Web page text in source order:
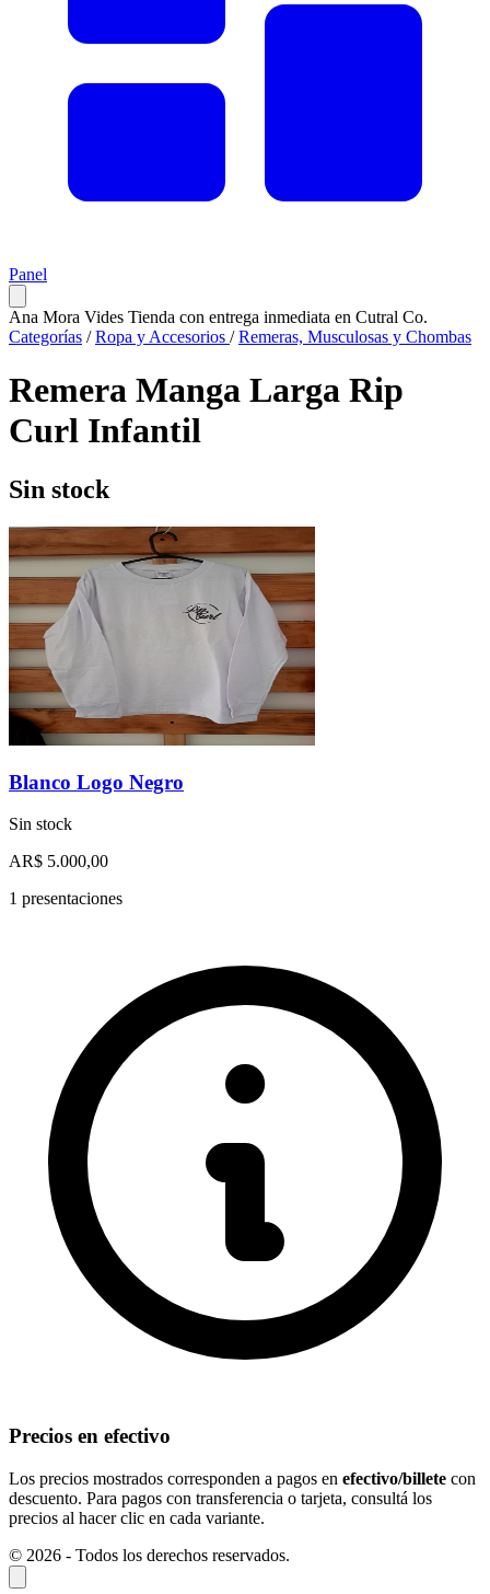
Panel
Ana Mora Vides Tienda con entrega inmediata en Cutral Co.
Categorías / Ropa y Accesorios / Remeras, Musculosas y Chombas
Remera Manga Larga Rip
Curl Infantil
Sin stock
Blanco Logo Negro
Sin stock
AR$ 5.000,00
1 presentaciones
Precios en efectivo
Los precios mostrados corresponden a pagos en efectivo/billete con
descuento. Para pagos con transferencia o tarjeta, consultá los
precios al hacer clic en cada variante.
© 2026 - Todos los derechos reservados.